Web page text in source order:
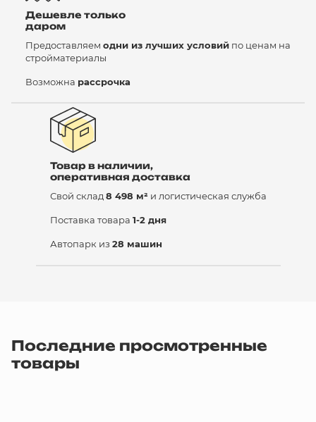
Дешевле только
даром
Предоставляем одни из лучших условий по ценам на
стройматериалы
Возможна рассрочка
Товар в наличии,
оперативная доставка
Свой склад8 498 м² и логистическая служба
Поставка товара 1-2 дня
Автопарк из 28 машин
Последние просмотренные
товары